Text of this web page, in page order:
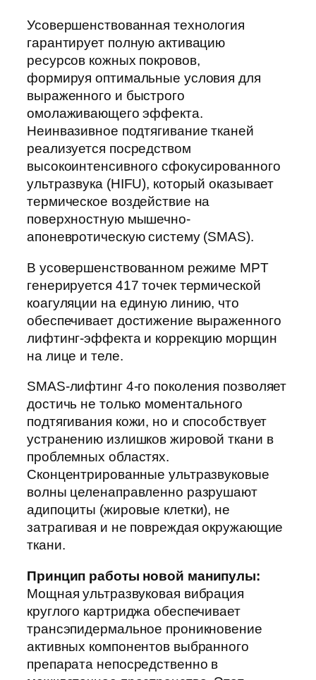
Усовершенствованная технология
гарантирует полную активацию
ресурсов кожных покровов,
формируя оптимальные условия для
выраженного и быстрого
омолаживающего эффекта.
Неинвазивное подтягивание тканей
реализуется посредством
высокоинтенсивного сфокусированного
ультразвука (HIFU), который оказывает
термическое воздействие на
поверхностную мышечно-
апоневротическую систему (SMAS).
В усовершенствованном режиме MPT
генерируется 417 точек термической
коагуляции на единую линию, что
обеспечивает достижение выраженного
лифтинг-эффекта и коррекцию морщин
на лице и теле.
SMAS-лифтинг 4-го поколения позволяет
достичь не только моментального
подтягивания кожи, но и способствует
устранению излишков жировой ткани в
проблемных областях.
Сконцентрированные ультразвуковые
волны целенаправленно разрушают
адипоциты (жировые клетки), не
затрагивая и не повреждая окружающие
ткани.
Принцип работы новой манипулы:
Мощная ультразвуковая вибрация
круглого картриджа обеспечивает
трансэпидермальное проникновение
активных компонентов выбранного
препарата непосредственно в